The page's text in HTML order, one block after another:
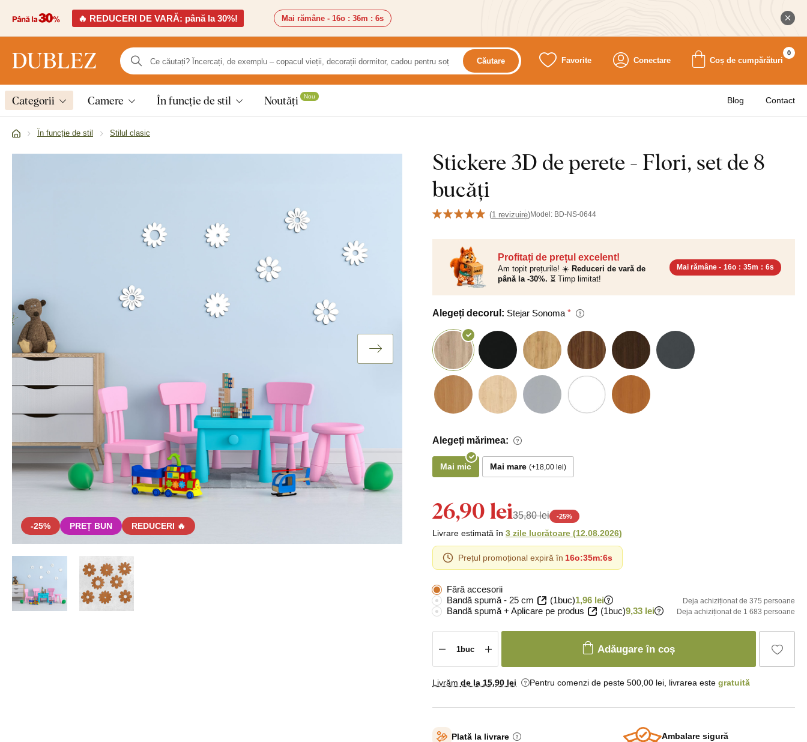
🔥 REDUCERI DE VARĂ: până la 30%! Mai rămâne - 16o : 36m : 5s
Căutare Favorite Conectare Coș de cumpărături
0
Categorii Camere În funcție de stil Noutăți Nou Blog Contact
În funcție de stil Stilul clasic
Stickere 3D de perete - Flori, set de 8
bucăți
(1 revizuire)Model: BD-NS-0644
-25% PREȚ BUN REDUCERI 🔥
Profitați de prețul excelent!
Am topit prețurile! ☀️ Reduceri de vară de
până la -30%. ⏳ Timp limitat!
Mai rămâne - 16o : 35m : 5s
Alegeți decorul: Stejar Sonoma
Alegeți mărimea:
Mai mic Mai mare +18,00 lei
26,90 lei35,80 lei -25%
Livrare estimată în 3 zile lucrătoare (12.08.2026)
Prețul promoțional expiră în 16o:35m:5s
Fără accesorii
Bandă spumă - 25 cm
(1buc)1,96 lei Deja achiziționat de 375 persoane
Bandă spumă + Aplicare pe produs (1buc)9,33 lei Deja achiziționat de 1 683 persoane
Adăugare în coș
Livrăm de la 15,90 lei Pentru comenzi de peste 500,00 lei, livrarea este gratuită
Plată la livrare
Ambalare sigură